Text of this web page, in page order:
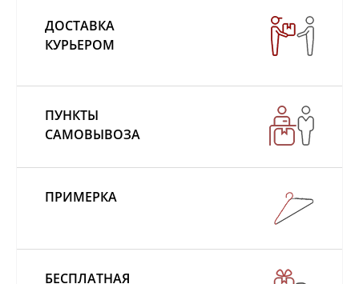
ДОСТАВКА
КУРЬЕРОМ
ПУНКТЫ
САМОВЫВОЗА
ПРИМЕРКА
БЕСПЛАТНАЯ